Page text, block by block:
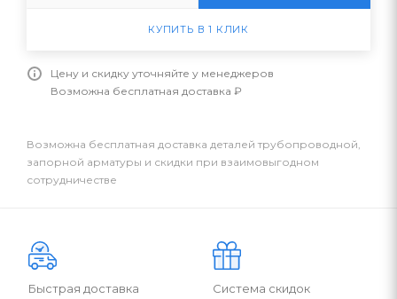
КУПИТЬ В 1 КЛИК
Цену и скидку уточняйте у менеджеров
Возможна бесплатная доставка ₽
Возможна бесплатная доставка деталей трубопроводной,
запорной арматуры и скидки при взаимовыгодном
сотрудничестве
Быстрая доставка Система скидок